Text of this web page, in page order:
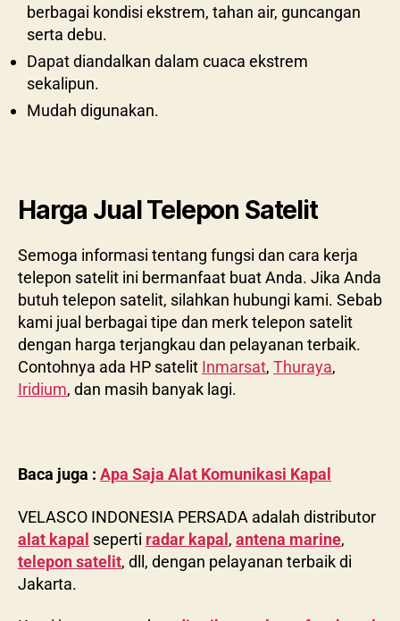
berbagai kondisi ekstrem, tahan air, guncangan
serta debu.
Dapat diandalkan dalam cuaca ekstrem
sekalipun.
Mudah digunakan.
Harga Jual Telepon Satelit
Semoga informasi tentang fungsi dan cara kerja
telepon satelit ini bermanfaat buat Anda. Jika Anda
butuh telepon satelit, silahkan hubungi kami. Sebab
kami jual berbagai tipe dan merk telepon satelit
dengan harga terjangkau dan pelayanan terbaik.
Contohnya ada HP satelit Inmarsat, Thuraya,
Iridium, dan masih banyak lagi.
Baca juga : Apa Saja Alat Komunikasi Kapal
VELASCO INDONESIA PERSADA adalah distributor
alat kapal seperti radar kapal, antena marine,
telepon satelit, dll, dengan pelayanan terbaik di
Jakarta.